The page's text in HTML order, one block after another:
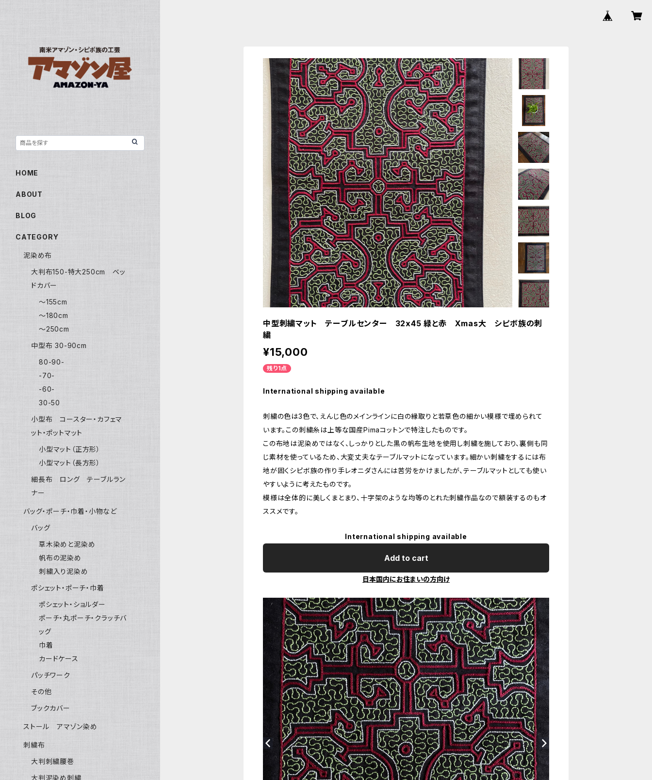
中型刺繍マット テーブルセンター 32x45 緑と赤 Xmas大 シピボ族の刺
繍
¥15,000
残り1点
International shipping available
刺繍の色は3色で、えんじ色のメインラインに白の縁取りと若草色の細かい模様で埋められて
います。この刺繍糸は上等な国産Pimaコットンで特注したものです。
この布地は泥染めではなく、しっかりとした黒の帆布生地を使用し刺繍を施しており、裏側も同
じ素材を使っているため、大変丈夫なテーブルマットになっています。細かい刺繍をするには布
地が固くシピボ族の作り手レオニダさんには苦労をかけましたが、テーブルマットとしても使い
やすいように考えたものです。
模様は全体的に美しくまとまり、十字架のような均等のとれた刺繍作品なので額装するのもオ
ススメです。
International shipping available
Add to cart
日本国内にお住まいの方向け
HOME
ABOUT
BLOG
CATEGORY
泥染め布
大判布150-特大250cm ベッ
ドカバー
〜155cm
〜180cm
〜250cm
中型布 30-90cm
80-90-
-70-
-60-
30-50
小型布 コースター・カフェマ
ット・ポットマット
小型マット（正方形）
小型マット（長方形）
細長布 ロング テーブルラン
ナー
バッグ・ポーチ・巾着・小物など
バッグ
草木染めと泥染め
帆布の泥染め
刺繍入り泥染め
ポシェット・ポーチ・巾着
ポシェット・ショルダー
ポーチ・丸ポーチ・クラッチバ
ッグ
巾着
カードケース
パッチワーク
その他
ブックカバー
ストール アマゾン染め
刺繍布
大判刺繍腰巻
大判泥染め刺繍